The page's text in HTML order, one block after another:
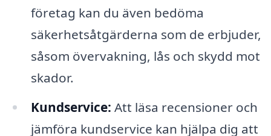
företag kan du även bedöma
säkerhetsåtgärderna som de erbjuder,
såsom övervakning, lås och skydd mot
skador.
Kundservice: Att läsa recensioner och
jämföra kundservice kan hjälpa dig att